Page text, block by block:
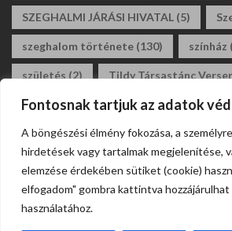
Fontosnak tartjuk az adatok
A böngészési élmény fokozása, a
hirdetések vagy tartalmak megjelenítése,
elemzése érdekében sütiket (cookie)
elfogadom" gombra kattintva
használatához.
SZEGHALMI JÁRÁSI HIVATAL (5)
szeghalom története (130) színház
születés (2) Tildy Társastánc
tildy zoltán általános iskola(3)
társastánc(2) állásajánlat (2)